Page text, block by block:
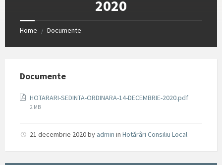
2020
Home / Documente
Documente
HOTARARI-SEDINTA-ORDINARA-14-DECEMBRIE-2020.pdf
2 MB
21 decembrie 2020by admin in Hotărâri Consiliu Local